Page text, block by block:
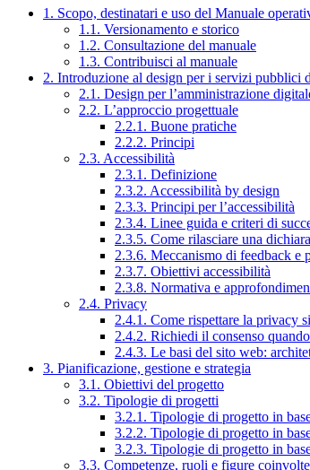
1. Scopo, destinatari e uso del Manuale
1.1. Versionamento e storico
1.2. Consultazione del manuale
1.3. Contribuisci al manuale
2. Introduzione al design per i servizi pubblici
2.1. Design per l’amministrazione
2.2. L’approccio progettuale
2.2.1. Buone pratiche
2.2.2. Principi
2.3. Accessibilità
2.3.1. Definizione
2.3.2. Accessibilità by design
2.3.3. Principi per l’accessibilità
2.3.4. Linee guida e criteri di
2.3.5. Come rilasciare una
2.3.6. Meccanismo di feedback e
2.3.7. Obiettivi accessibilità
2.3.8. Normativa e
2.4. Privacy
2.4.1. Come rispettare la privacy
2.4.2. Richiedi il consenso
2.4.3. Le basi del sito web:
3. Pianificazione, gestione e strategia
3.1. Obiettivi del progetto
3.2. Tipologie di progetti
3.2.1. Tipologie di progetto in
3.2.2. Tipologie di progetto in
3.2.3. Tipologie di progetto in
3.3. Competenze, ruoli e figure coinvolte